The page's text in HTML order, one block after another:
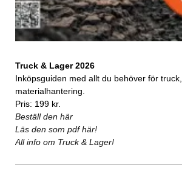
Truck & Lager 2026
Inköpsguiden med allt du behöver för
materialhantering.
Pris: 199 kr.
Beställ den här
Läs den som pdf här!
All info om Truck & Lager!